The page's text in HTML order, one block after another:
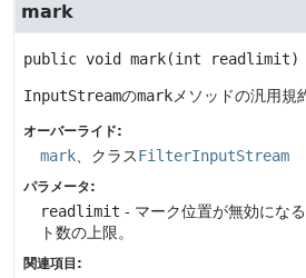
mark
public void mark(int readlimit)
InputStreamのmark メソッドの汎用規
オーバーライド:
mark 、クラスFilterInputStream
パラメータ:
readlimit - マーク位置が無効にな
ト数の上限。
関連項目: